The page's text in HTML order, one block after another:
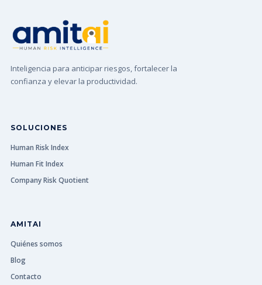
Inteligencia para anticipar riesgos, fortalecer la
confianza y elevar la productividad.
SOLUCIONES
Human Risk Index
Human Fit Index
Company Risk Quotient
AMITAI
Quiénes somos
Blog
Contacto